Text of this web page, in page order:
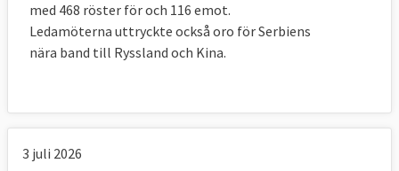
med 468 röster för och 116 emot.
Ledamöterna uttryckte också oro för Serbiens
nära band till Ryssland och Kina.
3 juli 2026